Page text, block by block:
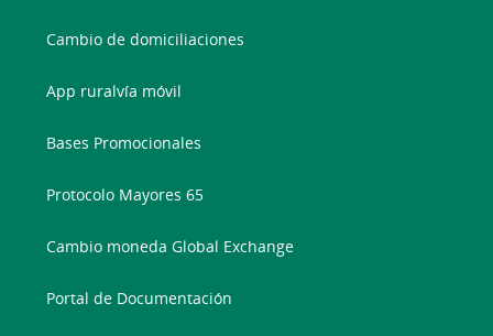
Cambio de domiciliaciones
App ruralvía móvil
Bases Promocionales
Protocolo Mayores 65
Cambio moneda Global Exchange
Portal de Documentación